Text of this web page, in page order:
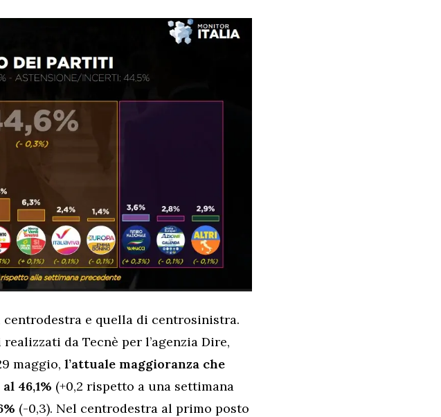
e quella di centrosinistra.
da Tecnè per l’agenzia Dire,
maggio, l’attuale maggioranza che
46,1% (+0,2 rispetto a una settimana
(-0,3). Nel centrodestra al primo posto